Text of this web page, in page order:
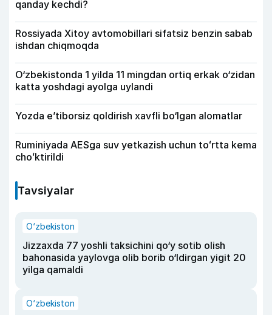
qanday kechdi?
Rossiyada Xitoy avtomobillari sifatsiz benzin sabab
ishdan chiqmoqda
O‘zbekistonda 1 yilda 11 mingdan ortiq erkak o‘zidan
katta yoshdagi ayolga uylandi
Yozda e’tiborsiz qoldirish xavfli bo‘lgan alomatlar
Ruminiyada AESga suv yetkazish uchun toʻrtta kema
choʻktirildi
Tavsiyalar
O‘zbekiston
Jizzaxda 77 yoshli taksichini qo‘y sotib olish
bahonasida yaylovga olib borib o‘ldirgan yigit 20
yilga qamaldi
O‘zbekiston